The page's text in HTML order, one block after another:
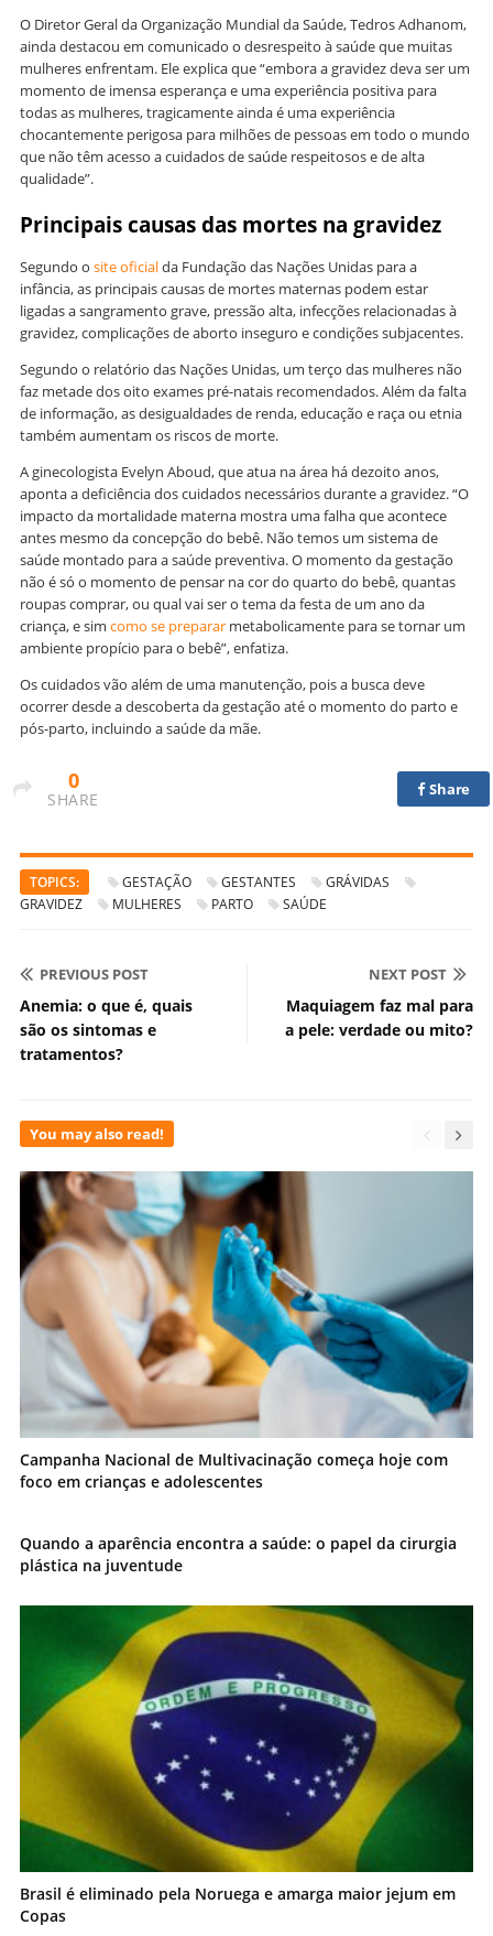
O Diretor Geral da Organização Mundial da Saúde, Tedros Adhanom,
ainda destacou em comunicado o desrespeito à saúde que muitas
mulheres enfrentam. Ele explica que “embora a gravidez deva ser um
momento de imensa esperança e uma experiência positiva para
todas as mulheres, tragicamente ainda é uma experiência
chocantemente perigosa para milhões de pessoas em todo o mundo
que não têm acesso a cuidados de saúde respeitosos e de alta
qualidade”.
Principais causas das mortes na gravidez
Segundo o site oficialda Fundação das Nações Unidas para a
infância, as principais causas de mortes maternas podem estar
ligadas a sangramento grave, pressão alta, infecções relacionadas à
gravidez, complicações de aborto inseguro e condições subjacentes.
Segundo o relatório das Nações Unidas, um terço das mulheres não
faz metade dos oito exames pré-natais recomendados. Além da falta
de informação, as desigualdades de renda, educação e raça ou etnia
também aumentam os riscos de morte.
A ginecologista Evelyn Aboud, que atua na área há dezoito anos,
aponta a deficiência dos cuidados necessários durante a gravidez. “O
impacto da mortalidade materna mostra uma falha que acontece
antes mesmo da concepção do bebê. Não temos um sistema de
saúde montado para a saúde preventiva. O momento da gestação
não é só o momento de pensar na cor do quarto do bebê, quantas
roupas comprar, ou qual vai ser o tema da festa de um ano da
criança, e sim como se preparar metabolicamente para se tornar um
ambiente propício para o bebê”, enfatiza.
Os cuidados vão além de uma manutenção, pois a busca deve
ocorrer desde a descoberta da gestação até o momento do parto e
pós-parto, incluindo a saúde da mãe.
0
SHARE
Share
TOPICS: GESTAÇÃO GESTANTES
GRÁVIDAS
GRAVIDEZ
MULHERES PARTO SAÚDE
PREVIOUS POST
Anemia: o que é, quais
são os sintomas e
tratamentos?
NEXT POST
Maquiagem faz mal para
a pele: verdade ou mito?
You may also read!
Campanha Nacional de Multivacinação começa hoje com
foco em crianças e adolescentes
Quando a aparência encontra a saúde: o papel da cirurgia
plástica na juventude
Brasil é eliminado pela Noruega e amarga maior jejum em
Copas